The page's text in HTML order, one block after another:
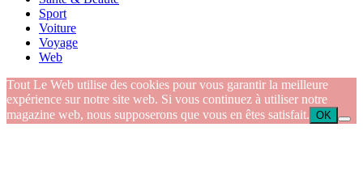
Sport
Voiture
Voyage
Web
Tout Le Web utilise des cookies pour vous garantir la meilleure
expérience sur notre site web. Si vous continuez à utiliser notre
magazine web, nous supposerons que vous en êtes satisfait. OK